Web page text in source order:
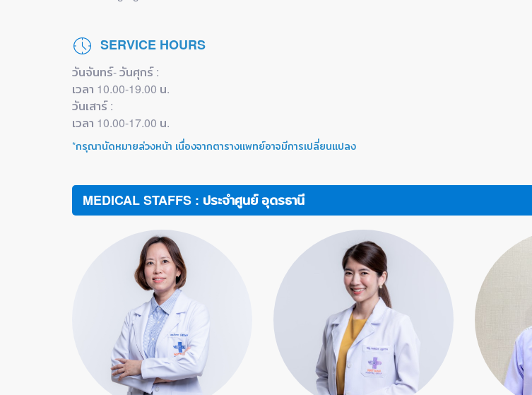
SERVICE HOURS
วันจันทร์- วันศุกร์ :
เวลา 10.00-19.00 น.
วันเสาร์ :
เวลา 10.00-17.00 น.
*กรุณานัดหมายล่วงหน้า เนื่องจากตารางแพทย์อาจมีการเปลี่ยนแปลง
MEDICAL STAFFS : ประจำศูนย์ อุดรธานี